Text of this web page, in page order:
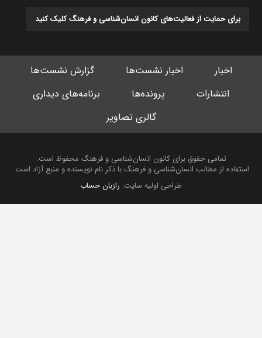
برای حمایت از فعالیت‌های کانون انسان‌شناسی و فرهنگ کلیک کنید
اخبار اخبار نشست‌ها
گزارش نشست‌ها
انتشارات
پرونده‌ها
برنامه‌های دیداری
گالری تصاویر
تمامی حقوق برای کانون انسان‌شناسی و فرهنگ محفوظ است.
استفاده از مطالب انسان‌شناسی و فرهنگ با ذکر نام نویسنده و منبع آزاد است.
طراحی اولیه سایت:رازبان حساب